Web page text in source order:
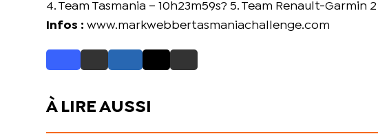
4. Team Tasmania – 10h23m59s? 5. Team Renault-Garmin 2
Infos : www.markwebbertasmaniachallenge.com
À LIRE AUSSI